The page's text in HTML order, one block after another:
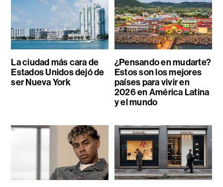
La ciudad más cara de
Estados Unidos dejó de
ser Nueva York
¿Pensando en mudarte?
Estos son los mejores
países para vivir en
2026 en América Latina
y el mundo